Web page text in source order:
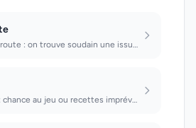
Faire banqueroute : on trouve soudain une issue à une situation difficile.
Que l'on voit: chance au jeu ou recettes imprévues.